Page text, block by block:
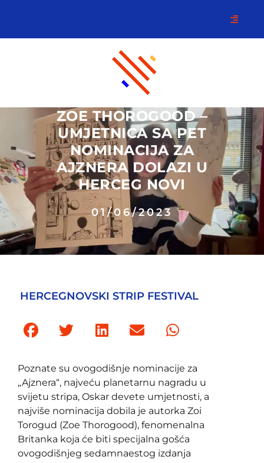
ZOE THOROGOOD –
UMJETNICA SA PET
NOMINACIJA ZA
AJZNERA DOLAZI U
HERCEG NOVI
01/06/2023
HERCEGNOVSKI STRIP FESTIVAL
Poznate su ovogodišnje nominacije za
„Ajznera“, najveću planetarnu nagradu u
svijetu stripa, Oskar devete umjetnosti, a
najviše nominacija dobila je autorka Zoi
Torogud (Zoe Thorogood), fenomenalna
Britanka koja će biti specijalna gošća
ovogodišnjeg sedamnaestog izdanja